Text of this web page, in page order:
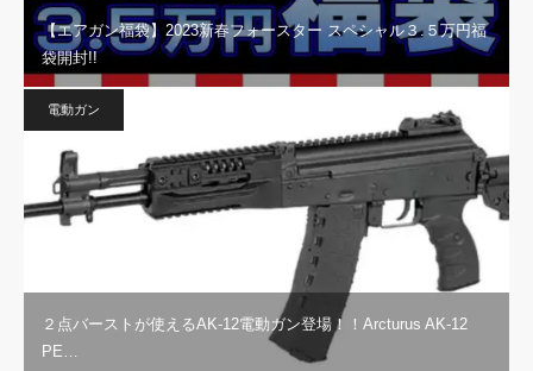
【エアガン福袋】2023新春フォースター スペシャル３.５万円福
袋開封!!
電動ガン
２点バーストが使えるAK-12電動ガン登場！！Arcturus AK-12
PE…